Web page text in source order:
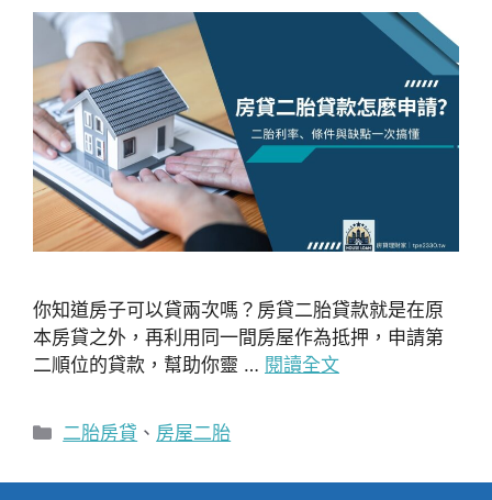
你知道房子可以貸兩次嗎？房貸二胎貸款就是在原
本房貸之外，再利用同一間房屋作為抵押，申請第
二順位的貸款，幫助你靈 … 閱讀全文
分
二胎房貸 、 房屋二胎